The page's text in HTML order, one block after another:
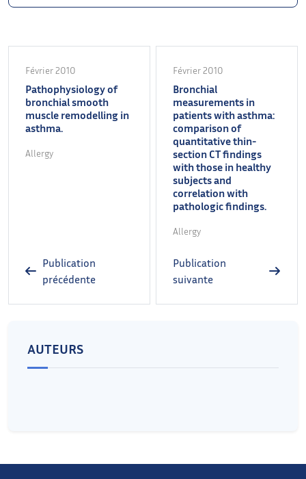
Février 2010
Pathophysiology of
bronchial smooth
muscle remodelling in
asthma.
Allergy
Publication
précédente
Février 2010
Bronchial
measurements in
patients with asthma:
comparison of
quantitative thin-
section CT findings
with those in healthy
subjects and
correlation with
pathologic findings.
Allergy
Publication
suivante
AUTEURS